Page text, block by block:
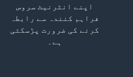
اپنے انٹرنیٹ سروس
فراہم کنندہ سے رابطہ
کرنے کی ضرورت پڑسکتی